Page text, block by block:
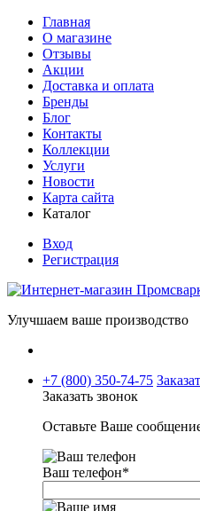
Главная
О магазине
Отзывы
Акции
Доставка и оплата
Бренды
Блог
Контакты
Коллекции
Услуги
Новости
Карта сайта
Каталог
Вход
Регистрация
Улучшаем ваше производство
+7 (800) 350-74-75
Заказать звонок
Оставьте Ваше
Ваш телефон*